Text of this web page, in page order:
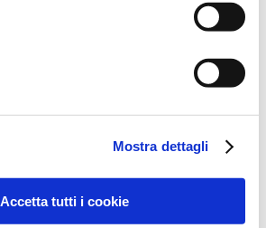
Mostra dettagli
Accetta tutti i cookie